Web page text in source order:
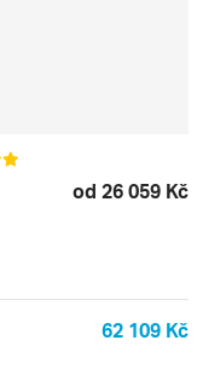
od 26 059 Kč
62 109 Kč